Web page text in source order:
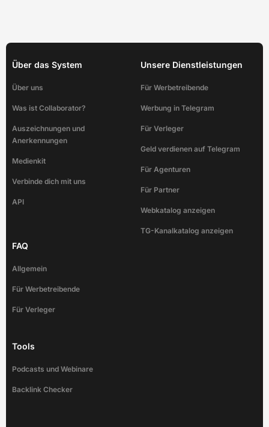
Über das System
Über uns
Was ist Collaborator?
Auszeichnungen und
Anerkennungen
Medienkit
Verbinde dich mit uns
API
FAQ
Allgemein
Für Werbetreibende
Für Verleger
Unsere Dienstleistungen
Für Werbetreibende
Werbung in Telegram
Für Verleger
Geld verdienen auf Telegram
Für Agenturen
Für Partner
Webkatalog anzeigen
TG-Kanalkatalog anzeigen
Tools
Podcasts und Webinare
Backlink Checker